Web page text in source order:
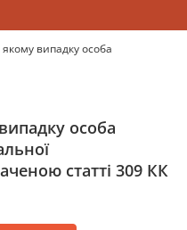
випадку особа
особа
статті 309 КК